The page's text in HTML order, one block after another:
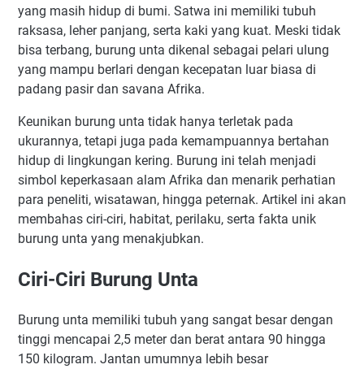
yang masih hidup di bumi. Satwa ini memiliki tubuh
raksasa, leher panjang, serta kaki yang kuat. Meski tidak
bisa terbang, burung unta dikenal sebagai pelari ulung
yang mampu berlari dengan kecepatan luar biasa di
padang pasir dan savana Afrika.
Keunikan burung unta tidak hanya terletak pada
ukurannya, tetapi juga pada kemampuannya bertahan
hidup di lingkungan kering. Burung ini telah menjadi
simbol keperkasaan alam Afrika dan menarik perhatian
para peneliti, wisatawan, hingga peternak. Artikel ini akan
membahas ciri-ciri, habitat, perilaku, serta fakta unik
burung unta yang menakjubkan.
Ciri-Ciri Burung Unta
Burung unta memiliki tubuh yang sangat besar dengan
tinggi mencapai 2,5 meter dan berat antara 90 hingga
150 kilogram. Jantan umumnya lebih besar